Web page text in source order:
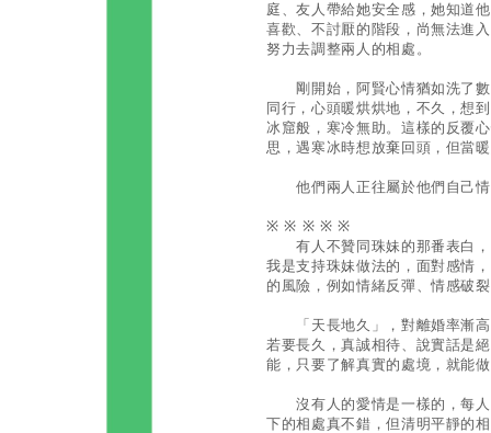
庭、友人帶給她安全感，她知道
喜歡、不討厭的階段，尚無法進
努力去調整兩人的相處。
剛開始，阿賢心情猶如洗了數
同行，心頭暖烘烘地，不久，想
冰窟般，寒冷無助。這樣的反覆
思，遇寒冰時想放棄回頭，但當
他們兩人正往屬於他們自己情
※ ※ ※ ※ ※
有人不贊同珠妹的那番表白，
我是支持珠妹做法的，面對感情
的風險，例如情緒反彈、情感破
「天長地久」，對離婚率漸高
若要長久，真誠相待、說實話是
能，只要了解真實的處境，就能
沒有人的愛情是一樣的，每人
下的相處真不錯，但清明平靜的